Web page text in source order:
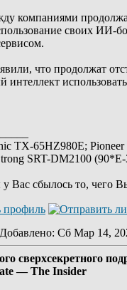
компаниями
своих ИИ-
что продолжат
интеллект
TX-65HZ980E;
SRT-DM2100
Вас сбылось то, чего
Добавлено: Сб Мар 14,
сверхсекретного
— The Insider